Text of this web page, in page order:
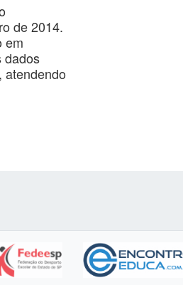
de 2014.
em
dados
atendendo